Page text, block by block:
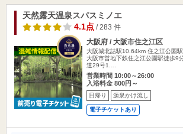
天然露天温泉スパスミノエ
4.1点/ 283 件
大阪府 / 大阪市住之江区
大阪城北詰駅10.64km 住之江公園
大阪市営地下鉄住之江公園駅徒歩9
道29号1.…
営業時間 10:00～26:00
入浴料金 800円～
日帰り 源泉かけ流し
電子チケットあり